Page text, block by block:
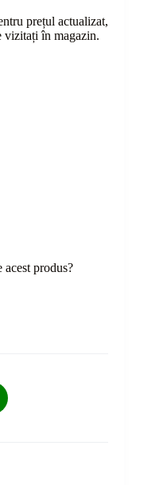
prețul actualizat,
vizitați în magazin.
acest produs?